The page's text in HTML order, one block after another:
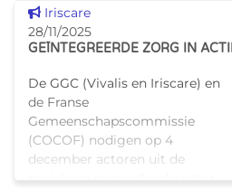
verrijkende gesprekken. De
dag begon met de
openingsspeech
Dit nieuws tonen
Iriscare
28/11/2025
GEÏNTEGREERDE ZORG IN
De GGC (Vivalis en Iriscare) en
de Franse
Gemeenschapscommissie
(COCOF) nodigen op 4
december actoren uit de
sociale en gezondheidssector